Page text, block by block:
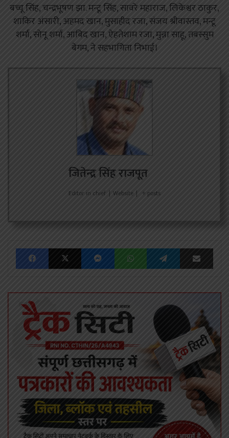
बच्चू सिंह, चन्द्रभूषण झा. मन्टू सिंह, सावरे महाराज, लिकेश्वर ठाकुर,
शाकिर अंसारी, अहमद खान, मुसाहीद रजा, संजय श्रीवास्तव, मन्टू
शर्मा, सोनू शर्मा, आबिद खान, ऐहतेशाम रजा, मुन्ना साहू, तबस्सुम
बेगम, ने सहभागिता निभाई।
जितेन्द्र सिंह राजपूत
Editor in chief | Website | + posts
FacebookX MessengerWhatsAppTelegram Share via Email